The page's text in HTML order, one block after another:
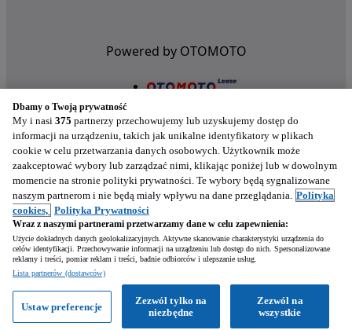
Powered by OTOMOTO
Nasze aplikacje w twoim telefonie
Dbamy o Twoją prywatność
My i nasi 375 partnerzy przechowujemy lub uzyskujemy dostęp do
informacji na urządzeniu, takich jak unikalne identyfikatory w plikach
cookie w celu przetwarzania danych osobowych. Użytkownik może
zaakceptować wybory lub zarządzać nimi, klikając poniżej lub w dowolnym
momencie na stronie polityki prywatności. Te wybory będą sygnalizowane
naszym partnerom i nie będą miały wpływu na dane przeglądania. Polityka
cookies, Polityka Prywatności
Wraz z naszymi partnerami przetwarzamy dane w celu zapewnienia:
Użycie dokładnych danych geolokalizacyjnych. Aktywne skanowanie charakterystyki urządzenia do
celów identyfikacji. Przechowywanie informacji na urządzeniu lub dostęp do nich. Spersonalizowane
reklamy i treści, pomiar reklam i treści, badnie odbiorców i ulepszanie usług.
Lista partnerów (dostawców)
Zezwól na
wszystkie
Zezwól tylko na
niezbędne
Ustaw preferencje